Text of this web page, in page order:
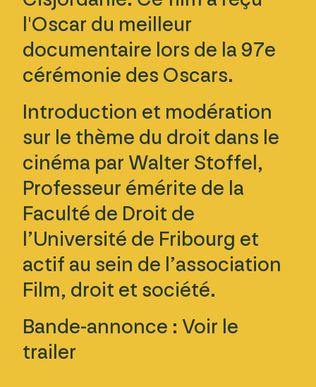
l'Oscar du meilleur
documentaire lors de la 97e
cérémonie des Oscars.
Introduction et modération
sur le thème du droit dans le
cinéma par Walter Stoffel,
Professeur émérite de la
Faculté de Droit de
l’Université de Fribourg et
actif au sein de l’association
Film, droit et société.
Bande-annonce : Voir le
trailer